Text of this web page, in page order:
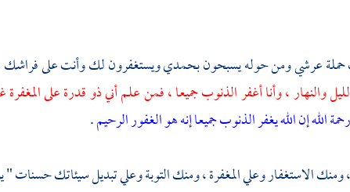
حملة عرشي ومن حوله يسبحون بحمدي ويستغفرون لك وأنت على فراشك
والنهار ، وأنا أغفر الذنوب جميعا ، فمن علم أني ذو قدرة على المغفرة
الله إن الله يغفر الذنوب جميعا إنه هو الغفور الرحيم.
الاستغفار وعلي المغفرة ، ومنك التوبة وعلي تبديل سيئاتك